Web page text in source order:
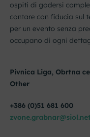
ospiti di godersi
contare con fiducia sul
per un evento senza
occupano di ogni
Pivnica Liga, Obrtna
Other
+386 (0)51 681 600
zvone.grabnar@siol.net